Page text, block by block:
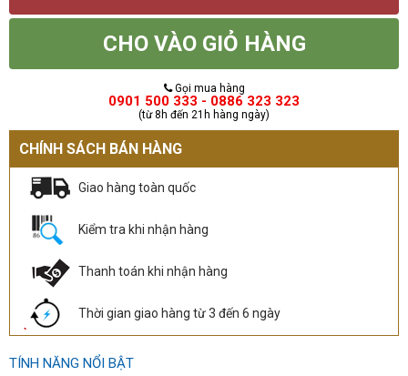
CHO VÀO GIỎ HÀNG
Gọi mua hàng
0901 500 333 - 0886 323 323
(từ 8h đến 21h hàng ngày)
CHÍNH SÁCH BÁN HÀNG
Giao hàng toàn quốc
Kiểm tra khi nhận hàng
Thanh toán khi nhận hàng
Thời gian giao hàng từ 3 đến 6 ngày
TÍNH NĂNG NỔI BẬT